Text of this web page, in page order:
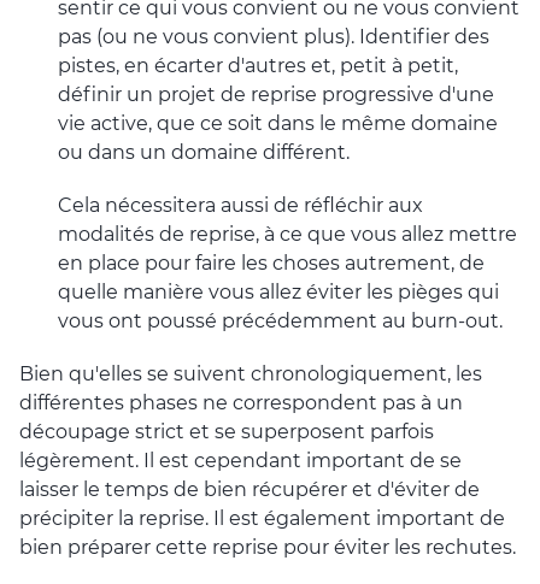
sentir ce qui vous convient ou ne vous convient
pas (ou ne vous convient plus). Identifier des
pistes, en écarter d'autres et, petit à petit,
définir un projet de reprise progressive d'une
vie active, que ce soit dans le même domaine
ou dans un domaine différent.
Cela nécessitera aussi de réfléchir aux
modalités de reprise, à ce que vous allez mettre
en place pour faire les choses autrement, de
quelle manière vous allez éviter les pièges qui
vous ont poussé précédemment au burn-out.
Bien qu'elles se suivent chronologiquement, les
différentes phases ne correspondent pas à un
découpage strict et se superposent parfois
légèrement. Il est cependant important de se
laisser le temps de bien récupérer et d'éviter de
précipiter la reprise. Il est également important de
bien préparer cette reprise pour éviter les rechutes.